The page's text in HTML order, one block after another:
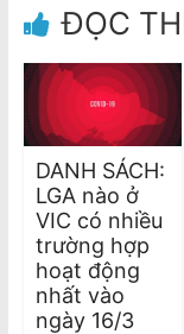
ĐỌC
DANH SÁCH:
LGA nào ở
VIC có nhiều
trường hợp
hoạt động
nhất vào
ngày 16/3